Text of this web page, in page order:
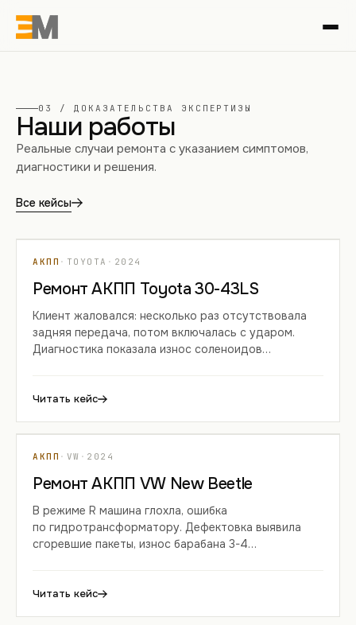
03 / ДОКАЗАТЕЛЬСТВА ЭКСПЕРТИЗЫ
Наши работы
Реальные случаи ремонта с указанием симптомов,
диагностики и решения.
Все кейсы
КЕЙС 01
АКПП · TOYOTA · 2024
Ремонт АКПП Toyota 30-43LS
Клиент жаловался: несколько раз отсутствовала
задняя передача, потом включалась с ударом.
Диагностика показала износ соленоидов
Читать кейс
КЕЙС 02
АКПП · VW · 2024
Ремонт АКПП VW New Beetle
В режиме R машина глохла, ошибка
по гидротрансформатору. Дефектовка выявила
сгоревшие пакеты, износ барабана 3-4
Читать кейс